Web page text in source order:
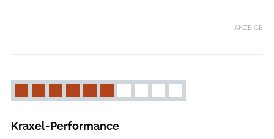
ANZEIGE
Kraxel-Performance